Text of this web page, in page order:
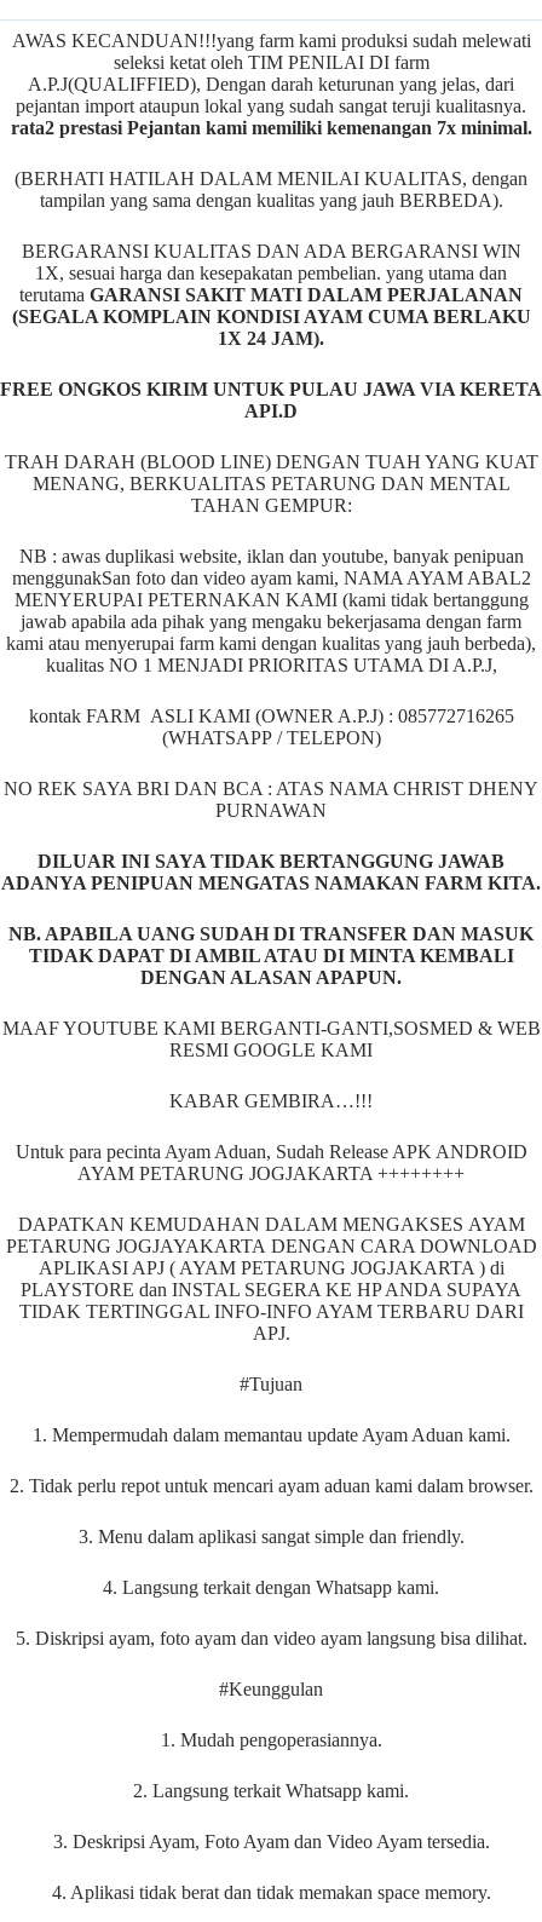
AWAS KECANDUAN!!!yang farm kami produksi sudah melewati
seleksi ketat oleh TIM PENILAI DI farm
A.P.J(QUALIFFIED), Dengan darah keturunan yang jelas, dari
pejantan import ataupun lokal yang sudah sangat teruji kualitasnya.
rata2 prestasi Pejantan kami memiliki kemenangan 7x minimal.
(BERHATI HATILAH DALAM MENILAI KUALITAS, dengan
tampilan yang sama dengan kualitas yang jauh BERBEDA).
BERGARANSI KUALITAS DAN ADA BERGARANSI WIN
1X, sesuai harga dan kesepakatan pembelian. yang utama dan
terutama GARANSI SAKIT MATI DALAM PERJALANAN
(SEGALA KOMPLAIN KONDISI AYAM CUMA BERLAKU
1X 24 JAM).
FREE ONGKOS KIRIM UNTUK PULAU JAWA VIA KERETA
API.D
TRAH DARAH (BLOOD LINE) DENGAN TUAH YANG KUAT
MENANG, BERKUALITAS PETARUNG DAN MENTAL
TAHAN GEMPUR:
NB : awas duplikasi website, iklan dan youtube, banyak penipuan
menggunakSan foto dan video ayam kami, NAMA AYAM ABAL2
MENYERUPAI PETERNAKAN KAMI (kami tidak bertanggung
jawab apabila ada pihak yang mengaku bekerjasama dengan farm
kami atau menyerupai farm kami dengan kualitas yang jauh berbeda),
kualitas NO 1 MENJADI PRIORITAS UTAMA DI A.P.J,
kontak FARM ASLI KAMI (OWNER A.P.J) : 085772716265
(WHATSAPP / TELEPON)
NO REK SAYA BRI DAN BCA : ATAS NAMA CHRIST DHENY
PURNAWAN
DILUAR INI SAYA TIDAK BERTANGGUNG JAWAB
ADANYA PENIPUAN MENGATAS NAMAKAN FARM KITA.
NB. APABILA UANG SUDAH DI TRANSFER DAN MASUK
TIDAK DAPAT DI AMBIL ATAU DI MINTA KEMBALI
DENGAN ALASAN APAPUN.
MAAF YOUTUBE KAMI BERGANTI-GANTI,SOSMED & WEB
RESMI GOOGLE KAMI
KABAR GEMBIRA…!!!
Untuk para pecinta Ayam Aduan, Sudah Release APK ANDROID
AYAM PETARUNG JOGJAKARTA ++++++++
DAPATKAN KEMUDAHAN DALAM MENGAKSES AYAM
PETARUNG JOGJAYAKARTA DENGAN CARA DOWNLOAD
APLIKASI APJ ( AYAM PETARUNG JOGJAKARTA ) di
PLAYSTORE dan INSTAL SEGERA KE HP ANDA SUPAYA
TIDAK TERTINGGAL INFO-INFO AYAM TERBARU DARI
APJ.
#Tujuan
1. Mempermudah dalam memantau update Ayam Aduan kami.
2. Tidak perlu repot untuk mencari ayam aduan kami dalam browser.
3. Menu dalam aplikasi sangat simple dan friendly.
4. Langsung terkait dengan Whatsapp kami.
5. Diskripsi ayam, foto ayam dan video ayam langsung bisa dilihat.
#Keunggulan
1. Mudah pengoperasiannya.
2. Langsung terkait Whatsapp kami.
3. Deskripsi Ayam, Foto Ayam dan Video Ayam tersedia.
4. Aplikasi tidak berat dan tidak memakan space memory.